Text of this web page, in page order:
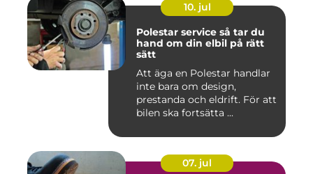
10. jul
Polestar service så tar du
hand om din elbil på rätt
sätt
Att äga en Polestar handlar
inte bara om design,
prestanda och eldrift. För att
bilen ska fortsätta ...
07. jul